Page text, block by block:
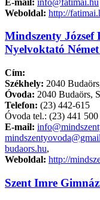
Weboldal: http://
Mindszenty
Nyelvoktató
Cím:
Székhely: 2040
Óvoda: 2040 Budaörs,
Telefon: (23) 442-615
Óvoda tel.: (23) 441 500
E-mail:
budaors.hu,
Weboldal: http://
Szent Imre